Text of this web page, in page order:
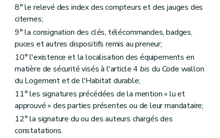
8° le relevé des index des compteurs et des jauges des
citernes;
9° la consignation des clés, télécommandes, badges,
puces et autres dispositifs remis au preneur;
10° l'existence et la localisation des équipements en
matière de sécurité visés à l'article 4 bis du Code wallon
du Logement et de l'Habitat durable;
11° les signatures précédées de la mention « lu et
approuvé » des parties présentes ou de leur mandataire;
12° la signature du ou des auteurs chargés des
constatations.